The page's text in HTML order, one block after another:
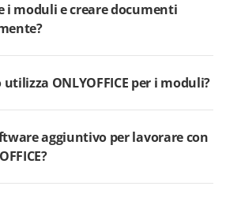
i moduli e creare documenti
ONLYOFFICE per i moduli?
aggiuntivo per lavorare con